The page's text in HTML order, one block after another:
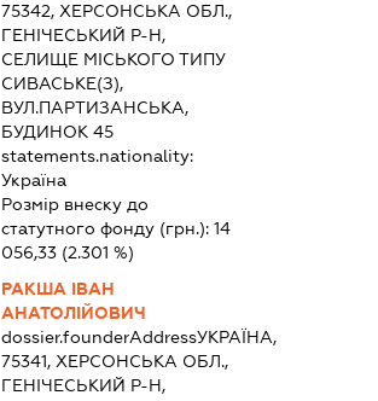
75342, ХЕРСОНСЬКА ОБЛ.,
ГЕНІЧЕСЬКИЙ Р-Н,
СЕЛИЩЕ МІСЬКОГО ТИПУ
СИВАСЬКЕ(З),
ВУЛ.ПАРТИЗАНСЬКА,
БУДИНОК 45
statements.nationality:
Україна
Розмір внеску до
статутного фонду (грн.):14
056,33 (2.301 %)
РАКША ІВАН
АНАТОЛІЙОВИЧ
dossier.founderAddressУКРАЇНА,
75341, ХЕРСОНСЬКА ОБЛ.,
ГЕНІЧЕСЬКИЙ Р-Н,